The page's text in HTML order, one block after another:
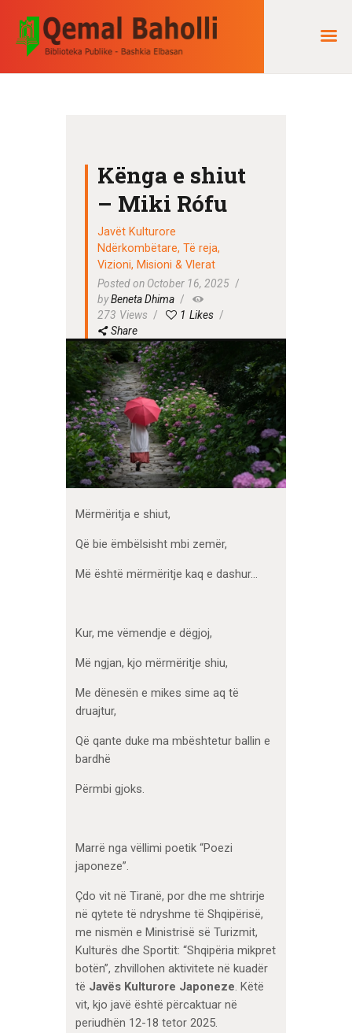
QEMAL BAHOLLI
Biblioteka Publike "Qemal Baholli" Elbasan
RRETH NESH
KOLEKSIONE
AKTIVITETET
TË REJA
NA KONTAKTONI
Kënga e shiut
– Miki Rófu
Javët Kulturore
Ndërkombëtare,Të reja,
Vizioni, Misioni & Vlerat
Posted on October 16, 2025
byBeneta Dhima
273 Views 1 Likes
Share
Mërmëritja e shiut,
Që bie ëmbëlsisht mbi zemër,
Më është mërmëritje kaq e dashur…
Kur, me vëmendje e dëgjoj,
Më ngjan, kjo mërmëritje shiu,
Me dënesën e mikes sime aq të
druajtur,
Që qante duke ma mbështetur ballin e
bardhë
Përmbi gjoks.
Marrë nga vëllimi poetik “Poezi
japoneze”.
Çdo vit në Tiranë, por dhe me shtrirje
në qytete të ndryshme të Shqipërisë,
me nismën e Ministrisë së Turizmit,
Kulturës dhe Sportit: “Shqipëria mikpret
botën”, zhvillohen aktivitete në kuadër
të Javës Kulturore Japoneze. Këtë
vit, kjo javë është përcaktuar në
periudhën 12-18 tetor 2025.